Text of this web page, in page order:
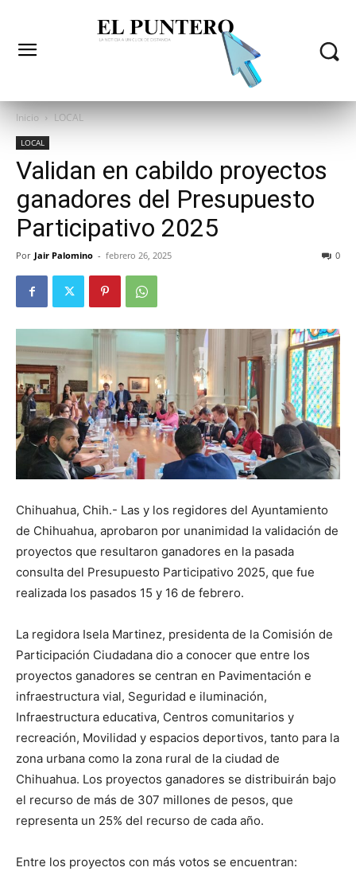
Inicio LOCAL
LOCAL
Validan en cabildo proyectos
ganadores del Presupuesto
Participativo 2025
Por Jair Palomino - febrero 26, 2025 0
Chihuahua, Chih.- Las y los regidores del Ayuntamiento
de Chihuahua, aprobaron por unanimidad la validación de
proyectos que resultaron ganadores en la pasada
consulta del Presupuesto Participativo 2025, que fue
realizada los pasados 15 y 16 de febrero.
La regidora Isela Martinez, presidenta de la Comisión de
Participación Ciudadana dio a conocer que entre los
proyectos ganadores se centran en Pavimentación e
infraestructura vial, Seguridad e iluminación,
Infraestructura educativa, Centros comunitarios y
recreación, Movilidad y espacios deportivos, tanto para la
zona urbana como la zona rural de la ciudad de
Chihuahua. Los proyectos ganadores se distribuirán bajo
el recurso de más de 307 millones de pesos, que
representa un 25% del recurso de cada año.
Entre los proyectos con más votos se encuentran: